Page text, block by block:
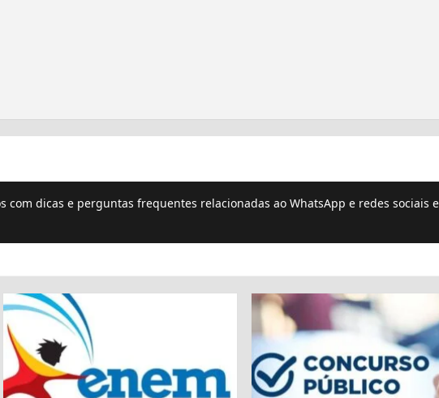
com dicas e perguntas frequentes relacionadas ao WhatsApp e redes sociais e